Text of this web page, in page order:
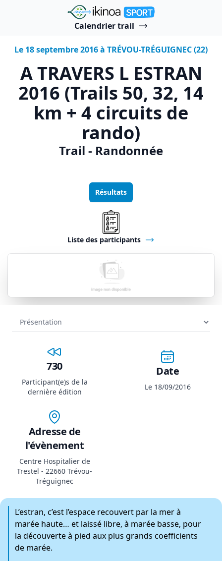
"Ikinoa Sport"
Calendrier trail
Le 18 septembre 2016 à TRÉVOU-TRÉGUIGNEC (22)
A TRAVERS L ESTRAN
2016 (Trails 50, 32, 14
km + 4 circuits de
rando)
Trail - Randonnée
Résultats
Liste des participants
730
Participant(e)s de la
dernière édition
Date
Le 18/09/2016
Adresse de
l'évènement
Centre Hospitalier de
Trestel - 22660 Trévou-
Tréguignec
L’estran, c’est l’espace recouvert par la mer à
marée haute… et laissé libre, à marée basse, pour
la découverte à pied aux plus grands coefficients
de marée.